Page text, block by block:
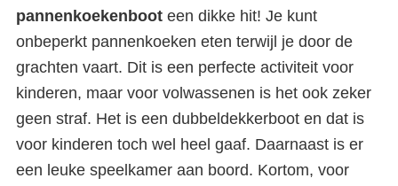
pannenkoekenboot een dikke hit! Je kunt
onbeperkt pannenkoeken eten terwijl je door de
grachten vaart. Dit is een perfecte activiteit voor
kinderen, maar voor volwassenen is het ook zeker
geen straf. Het is een dubbeldekkerboot en dat is
voor kinderen toch wel heel gaaf. Daarnaast is er
een leuke speelkamer aan boord. Kortom, voor